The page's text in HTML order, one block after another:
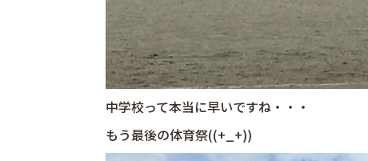
中学校って本当に早いですね・・・
もう最後の体育祭((+_+))